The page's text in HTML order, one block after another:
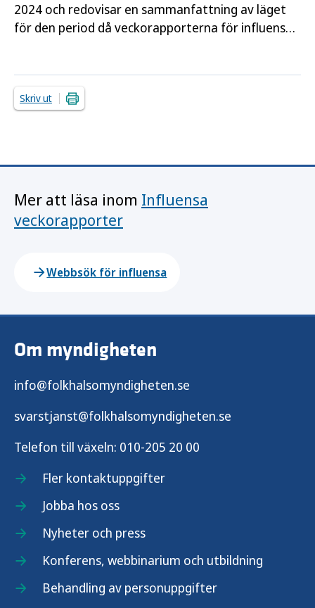
2024 och redovisar en sammanfattning av läget
för den period då veckorapporterna för influensa
Skriv ut
Mer att läsa inom Influensa
veckorapporter
Webbsök för influensa
Om myndigheten
info@folkhalsomyndigheten.se
svarstjanst@folkhalsomyndigheten.se
Telefon till växeln: 010-205 20 00
Fler kontaktuppgifter
Jobba hos oss
Nyheter och press
Konferens, webbinarium och utbildning
Behandling av personuppgifter